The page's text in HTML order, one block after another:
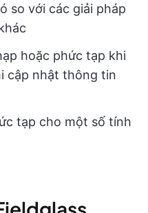
so với các giải pháp
hoặc phức tạp khi
cập nhật thông tin
tạp cho một số tính